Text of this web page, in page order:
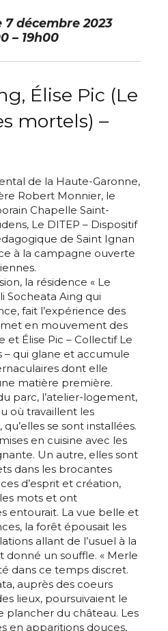
7 décembre 2023
– 19h00
Élise Pic (Le
mortels) –
de la Haute-Garonne,
Robert Monnier, le
Chapelle Saint-
Le DITEP – Dispositif
de Saint Ignan
à la campagne ouverte
la résidence « Le
Socheata Aing qui
fait l’expérience des
met en mouvement des
et Élise Pic – Collectif Le
qui glane et accumule
dont elle
matière première.
parc, l’atelier-logement,
où travaillent les
se sont installées.
en cuisine avec les
Un autre, elles sont
dans les brocantes
d’esprit et création,
mots et ont
entourait. La vue belle et
la forêt épousait les
allant de l’usuel à la
donné un souffle. « Merle
dans ce temps discret.
auprès des coeurs
lieux, poursuivaient le
plancher du château. Les
en apparitions douces,